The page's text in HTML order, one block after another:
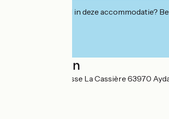
Geïnteresseerd in deze accommodatie?
Localisation
6 rue roland Brousse La Cassière 63970